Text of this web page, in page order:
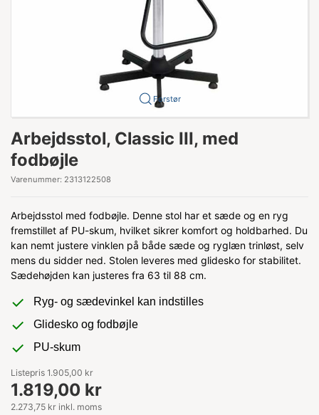
Forstør
Arbejdsstol, Classic III, med
fodbøjle
Varenummer: 2313122508
Arbejdsstol med fodbøjle. Denne stol har et sæde og en ryg
fremstillet af PU-skum, hvilket sikrer komfort og holdbarhed. Du
kan nemt justere vinklen på både sæde og ryglæn trinløst, selv
mens du sidder ned. Stolen leveres med glidesko for stabilitet.
Sædehøjden kan justeres fra 63 til 88 cm.
Ryg- og sædevinkel kan indstilles
Glidesko og fodbøjle
PU-skum
Listepris 1.905,00 kr
1.819,00 kr
2.273,75 kr inkl. moms